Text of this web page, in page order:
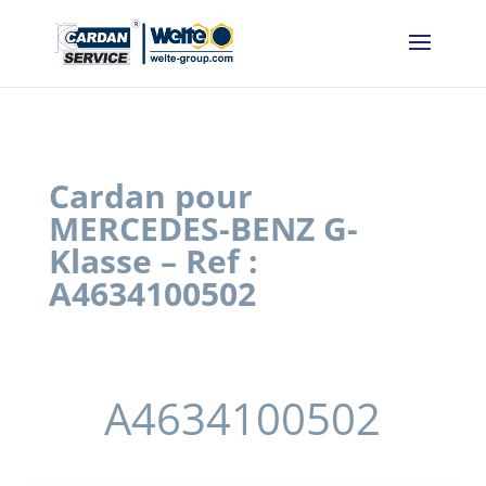
Cardan pour
MERCEDES-BENZ G-
Klasse – Ref :
A4634100502
A4634100502